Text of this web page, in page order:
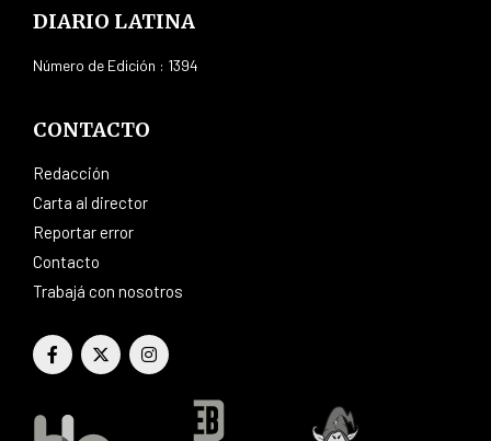
DIARIO LATINA
Número de Edición : 1394
CONTACTO
Redacción
Carta al director
Reportar error
Contacto
Trabajá con nosotros